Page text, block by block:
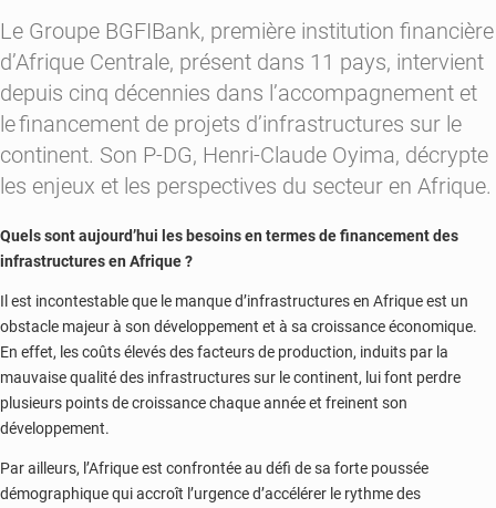
Le Groupe BGFIBank, première institution financière
d’Afrique Centrale, présent dans 11 pays, intervient
depuis cinq décennies dans l’accompagnement et
le financement de projets d’infrastructures sur le
continent. Son P-DG, Henri-Claude Oyima, décrypte
les enjeux et les perspectives du secteur en Afrique.
Quels sont aujourd’hui les besoins en termes de financement des
infrastructures en Afrique ?
Il est incontestable que le manque d’infrastructures en Afrique est un
obstacle majeur à son développement et à sa croissance économique.
En effet, les coûts élevés des facteurs de production, induits par la
mauvaise qualité des infrastructures sur le continent, lui font perdre
plusieurs points de croissance chaque année et freinent son
développement.
Par ailleurs, l’Afrique est confrontée au défi de sa forte poussée
démographique qui accroît l’urgence d’accélérer le rythme des